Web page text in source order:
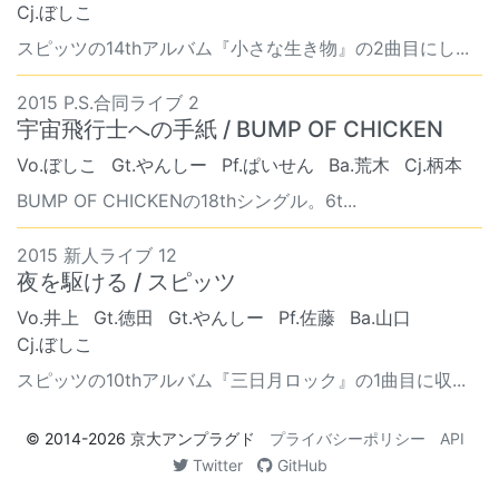
Cj.ぼしこ
スピッツの14thアルバム『小さな生き物』の2曲目にし...
2015 P.S.合同ライブ 2
宇宙飛行士への手紙 / BUMP OF CHICKEN
Vo.ぼしこ Gt.やんしー Pf.ぱいせん Ba.荒木
Cj.柄本
BUMP OF CHICKENの18thシングル。6t...
2015 新人ライブ 12
夜を駆ける / スピッツ
Vo.井上 Gt.徳田 Gt.やんしー Pf.佐藤
Ba.山口
Cj.ぼしこ
スピッツの10thアルバム『三日月ロック』の1曲目に収...
© 2014-2026 京大アンプラグド プライバシーポリシー
API
Twitter
GitHub